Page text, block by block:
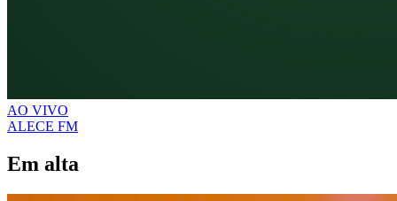
AO VIVO
ALECE FM
Em alta